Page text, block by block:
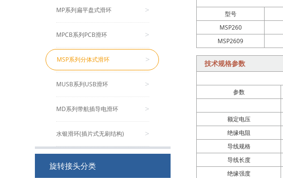
MSE系列伺服编码器滑环 >
MFS系列防水/水下滑环 >
MZ系列转子法兰滑环 >
MGP系列多功能旋转接头（流体） >
MCGP系列紧凑型多功能旋转接头 >
MHPS系列超高压不锈钢旋转接头 >
MSPS系列单路旋转接头 >
MSCS系列食品级单路旋转接头 >
MVH系列大流量旋转接头 >
MP系列扁平盘式滑环 >
MPCB系列PCB滑环 >
MSP系列分体式滑环 >
MUSB系列USB滑环 >
MD系列带航插导电滑环 >
水银滑环(插片式无刷结构) >
旋转接头分类
型号
MSP260
MSP2609
技术规格参数
参数
额定电压
绝缘电阻
导线规格
导线长度
绝缘强度